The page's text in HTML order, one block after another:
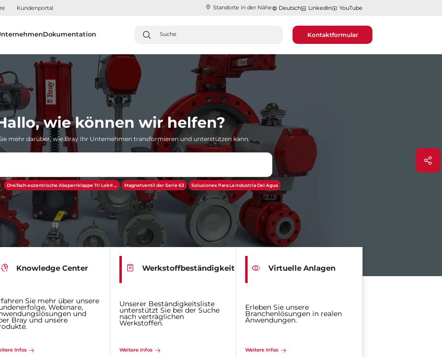
Kundenportal Standorte in der Nähe​​​​​​​ Deutsch LinkedIn YouTube
Dokumentation Kontaktformular
wie können wir helfen?
mehr darüber, wie Bray Ihr Unternehmen transformieren und unterstützen kann.
Dreifach-exzentrische Absperrklappe Tri Lok® ... Magnetventil der Serie 63 Soluciones Para La Industria Del Agua
Knowledge Center
Sie mehr über unsere
Webinare,
und
Bray und unsere
Infos
Werkstoffbeständigkeit
Unserer Beständigkeitsliste
unterstützt Sie bei der Suche
nach verträglichen
Werkstoffen.
Weitere Infos
Virtuelle Anlagen
Erleben Sie unsere
Branchenlösungen in realen
Anwendungen.
Weitere Infos